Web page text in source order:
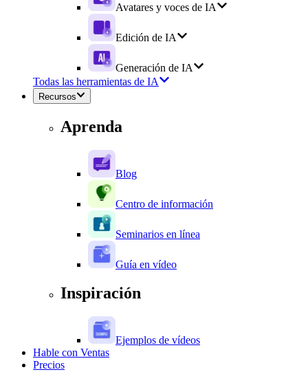
Avatares y voces de IA
Edición de IA
Generación de IA
Todas las herramientas de IA
Recursos
Aprenda
Blog
Centro de información
Seminarios en línea
Guía en vídeo
Inspiración
Ejemplos de vídeos
Hable con Ventas
Precios